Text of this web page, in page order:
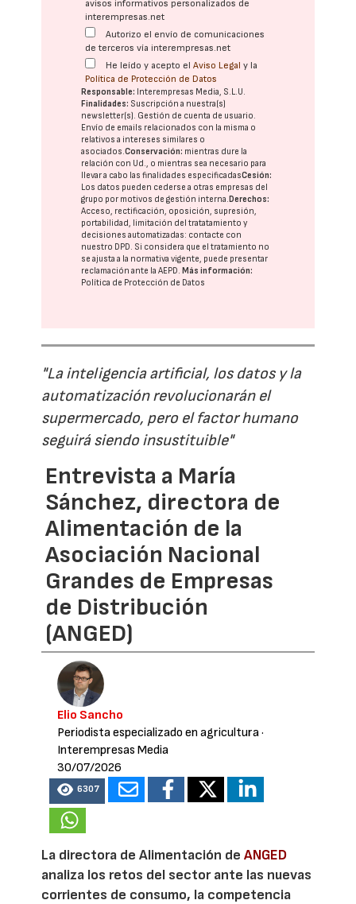
avisos informativos personalizados de
interempresas.net
Autorizo el envío de comunicaciones
de terceros vía interempresas.net
He leído y acepto elAviso Legal y la
Política de Protección de Datos
Responsable: Interempresas Media, S.L.U.
Finalidades: Suscripción a nuestra(s)
newsletter(s). Gestión de cuenta de usuario.
Envío de emails relacionados con la misma o
relativos a intereses similares o
asociados.Conservación: mientras dure la
relación con Ud., o mientras sea necesario para
llevar a cabo las finalidades especificadasCesión:
Los datos pueden cederse a otras empresas del
grupo por motivos de gestión interna.Derechos:
Acceso, rectificación, oposición, supresión,
portabilidad, limitación del tratatamiento y
decisiones automatizadas: contacte con
nuestro DPD. Si considera que el tratamiento no
se ajusta a la normativa vigente, puede presentar
reclamación ante laAEPD.Más información:
Política de Protección de Datos
"La inteligencia artificial, los datos y la
automatización revolucionarán el
supermercado, pero el factor humano
seguirá siendo insustituible"
Entrevista a María
Sánchez, directora de
Alimentación de la
Asociación Nacional
Grandes de Empresas
de Distribución
(ANGED)
Elio Sancho
Periodista especializado en agricultura·
Interempresas Media
30/07/2026
6307
La directora de Alimentación deANGED
analiza los retos del sector ante las nuevas
corrientes de consumo, la competencia